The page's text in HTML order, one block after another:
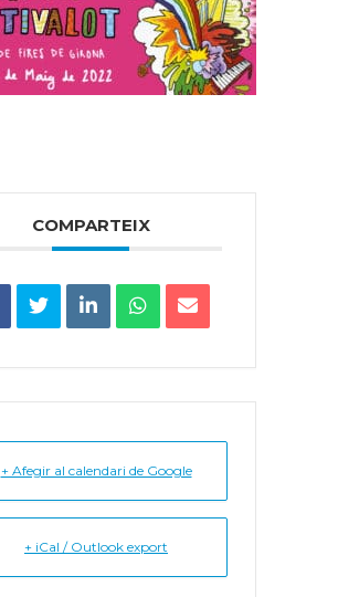
COMPARTEIX
+ Afegir al calendari de Google
+ iCal / Outlook export